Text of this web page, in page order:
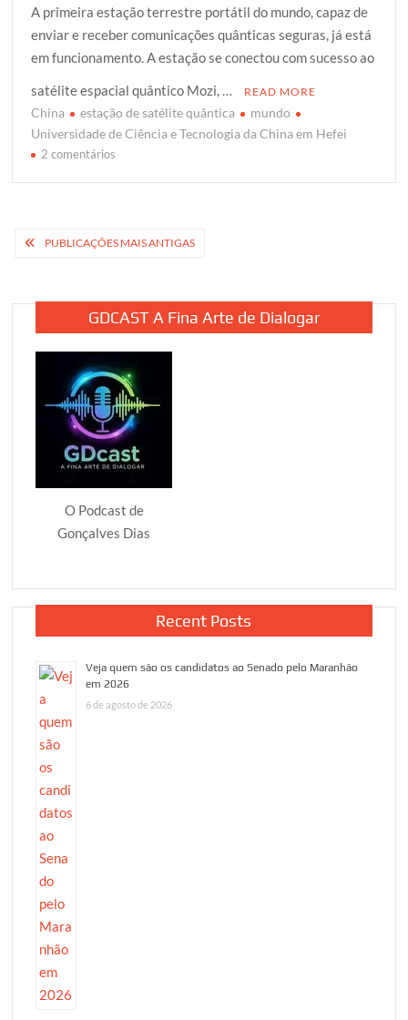
i
t
t
e
r
c
e
b
o
o
k
a
t
s
A
p
p
o
g
g
e
r
a
r
e
A primeira estação terrestre portátil do mundo, capaz de
enviar e receber comunicações quânticas seguras, já está
em funcionamento. A estação se conectou com sucesso ao
satélite espacial quântico Mozi, …
READ MORE
China estação de satélite quântica
mundo
Universidade de Ciência e Tecnologia da China em Hefei
2 comentários
móvel
do
mundo
Navegação
posts
PUBLICAÇÕES MAIS ANTIGAS
GDCAST A Fina Arte de Dialogar
O Podcast de
Gonçalves Dias
Recent Posts
Veja quem são os candidatos ao Senado pelo Maranhão
em 2026
6 de agosto de 2026